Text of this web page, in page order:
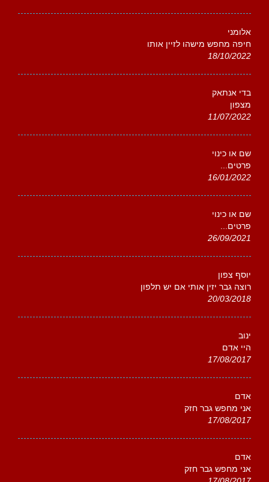
אלומני
חיפה מחפש מישהו לזיין אותו
18/10/2022
בדי אנתאק
מצפון
11/07/2022
שם או כינוי
פרטים...
16/01/2022
שם או כינוי
פרטים...
26/09/2021
יוסף צפון
רוצה גבר יזין אותי אם יש תלפון
20/03/2018
ינוב
היי אדם
17/08/2017
אדם
אני מחפש גבר חזק
17/08/2017
אדם
אני מחפש גבר חזק